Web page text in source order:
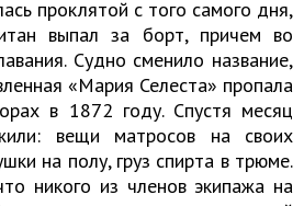
проклятой с того самого дня,
выпал за борт, причем во
Судно сменило название,
«Мария Селеста» пропала
в 1872 году. Спустя месяц
вещи матросов на своих
на полу, груз спирта в трюме.
никого из членов экипажа на